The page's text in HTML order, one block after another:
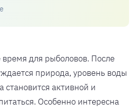
для рыболовов. После
природа, уровень воды
становится активной и
Особенно интересна